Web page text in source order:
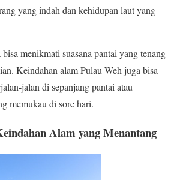
yang indah dan kehidupan laut yang
menikmati suasana pantai yang tenang
Keindahan alam Pulau Weh juga bisa
jalan di sepanjang pantai atau
memukau di sore hari.
Alam yang Menantang